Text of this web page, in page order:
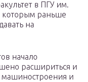
в ПГУ им.
которым раньше
на
начало
расшириться и
машиностроения и